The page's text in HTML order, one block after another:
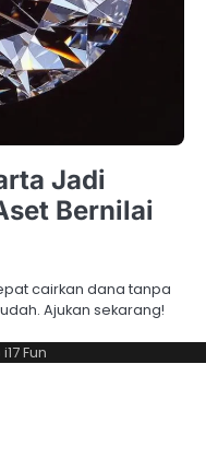
Jadi
Bernilai
cairkan dana tanpa
Ajukan sekarang!
i17 Fun